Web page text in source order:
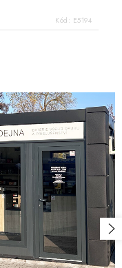
Kód: E5194